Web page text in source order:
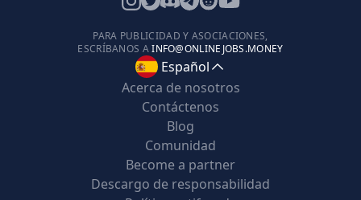
PARA PUBLICIDAD Y ASOCIACIONES,
ESCRÍBANOS AINFO@ONLINEJOBS.MONEY
Español
Acerca de nosotros
Contáctenos
Blog
Comunidad
Become a partner
Descargo de responsabilidad